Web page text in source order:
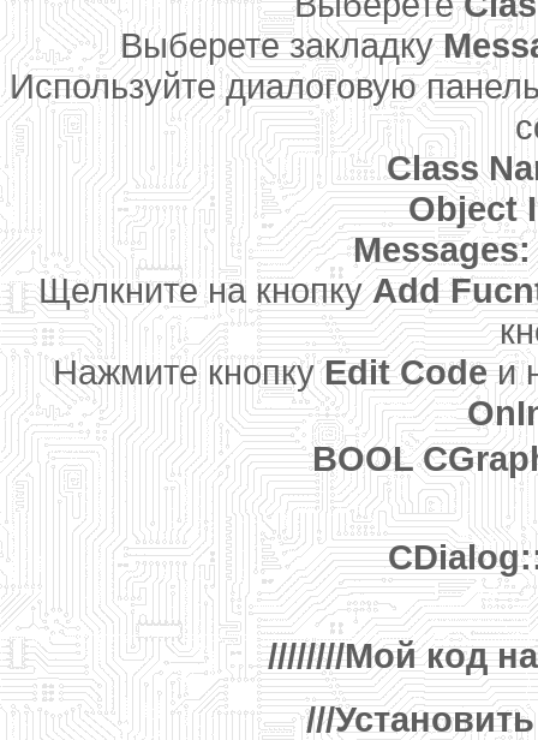
Выберете закладку
Используйте диалоговую
Class
Object
Messages:
Щелкните на кнопкуAdd
Нажмите кнопкуEdit Codeи
BOOL
////////Мой код
///